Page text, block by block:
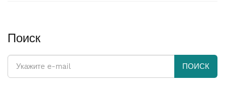
Поиск
ПОИСК